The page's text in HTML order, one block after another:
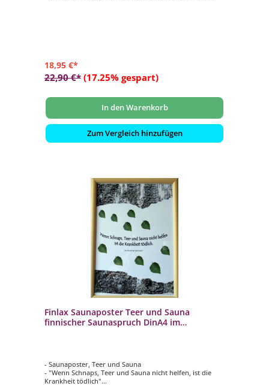
18,95 €*
22,90 €* (17.25% gespart)
In den Warenkorb
Zum Vergleich hinzufügen
Finlax Saunaposter Teer und Sauna
finnischer Saunaspruch DinA4 im
- Saunaposter, Teer und Sauna
- "Wenn Schnaps, Teer und Sauna nicht helfen, ist die
Krankheit tödlich"